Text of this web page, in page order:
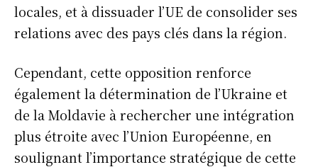
locales, et à dissuader l’UE de consolider ses
relations avec des pays clés dans la région.
Cependant, cette opposition renforce
également la détermination de l’Ukraine et
de la Moldavie à rechercher une intégration
plus étroite avec l’Union Européenne, en
soulignant l’importance stratégique de cette